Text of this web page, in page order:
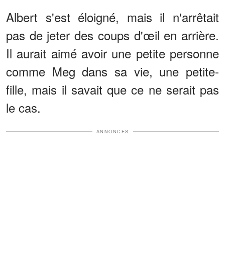
Albert s'est éloigné, mais il n'arrêtait
pas de jeter des coups d'œil en arrière.
Il aurait aimé avoir une petite personne
comme Meg dans sa vie, une petite-
fille, mais il savait que ce ne serait pas
le cas.
ANNONCES